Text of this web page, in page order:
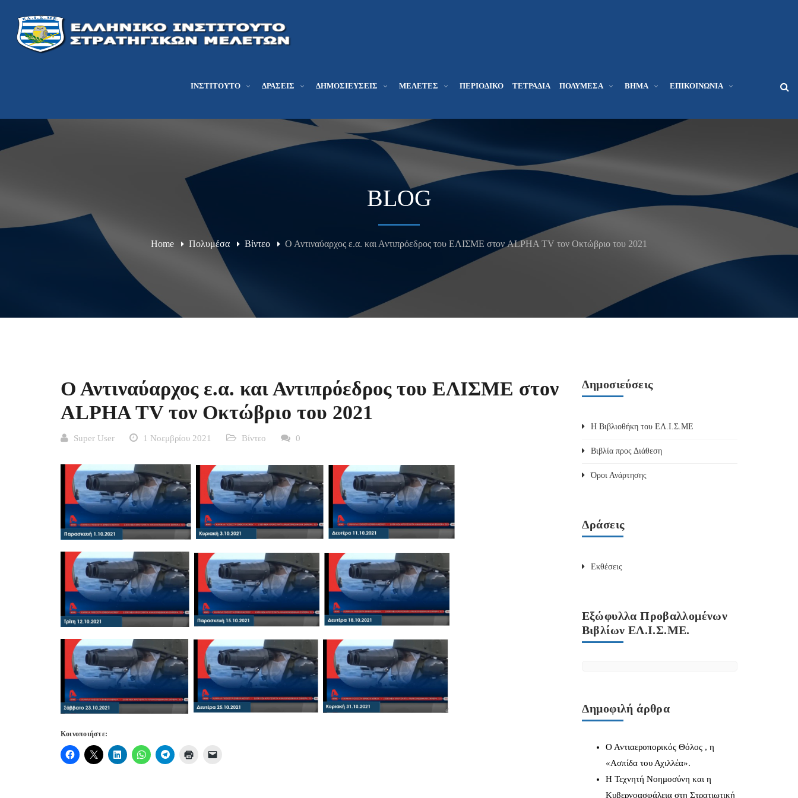
ΙΝΣΤΙΤΟΎΤΟ ΔΡΆΣΕΙΣ ΔΗΜΟΣΙΕΎΣΕΙΣ ΜΕΛΕΤΕΣ ΠΕΡΙΟΔΙΚΌ ΤΕΤΡΆΔΙΑ ΠΟΛΥΜΈΣΑ ΒΉΜΑ ΕΠΙΚΟΙΝΩΝΊΑ
BLOG
Home Πολυμέσα Βίντεο Ο Αντιναύαρχος ε.α. και Αντιπρόεδρος του ΕΛΙΣΜΕ στον ALPHA TV τον Οκτώβριο του 2021
Ο Αντιναύαρχος ε.α. και Αντιπρόεδρος του ΕΛΙΣΜΕ στον
ALPHA TV τον Οκτώβριο του 2021
Super User 1 Νοεμβρίου 2021 Βίντεο 0
Κοινοποιήστε:
Δημοσιεύσεις
Η Βιβλιοθήκη του ΕΛ.Ι.Σ.ΜΕ
Βιβλία προς Διάθεση
Όροι Ανάρτησης
Δράσεις
Εκθέσεις
Εξώφυλλα Προβαλλομένων
Βιβλίων ΕΛ.Ι.Σ.ΜΕ.
Δημοφιλή άρθρα
Ο Αντιαεροπορικός Θόλος , η
«Ασπίδα του Αχιλλέα».
Η Τεχνητή Νοημοσύνη και η
Κυβερνοασφάλεια στη Στρατιωτική